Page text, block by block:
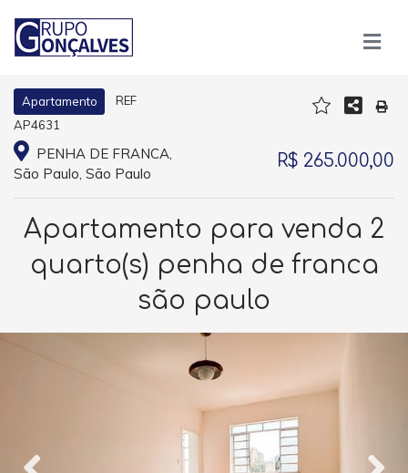
Apartamento
REF
AP4631
PENHA DE FRANCA,
São Paulo, São Paulo
R$ 265.000,00
Apartamento para venda 2
quarto(s) penha de franca
são paulo